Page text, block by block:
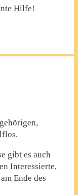
Hilfe!
gibt es auch
Interessierte,
Ende des